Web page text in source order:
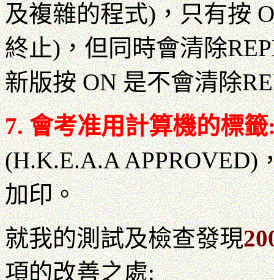
及複雜的程式)，只有按
終止)，但同時會清除
新版按 ON 是不會清除
7. 會考准用計算機的標
(H.K.E.A.A
加印。
就我的測試及檢查發現
項的改善之處: